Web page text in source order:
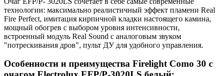
технологии: максимально реалистичный эффект пламени Real
Fire Perfect, имитация кирпичной кладки настоящего камина,
мощный обогрев с выбором уровня интенсивности,
встроенный модуль Real Sound с аналоговым звуком
"потрескивания дров", пульт ДУ для удобного управления.
Особенности и преимущества Firelight Como 30 с